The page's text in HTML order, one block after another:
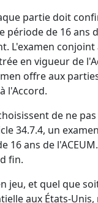
partie doit
période de 16 ans
L'examen conjoint
en vigueur de
offre aux
l'Accord.
de ne
34.7.4, un
16 ans de
fin.
jeu, et quel que
aux États-